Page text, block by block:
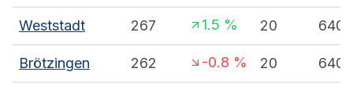
Weststadt 267 1.5 % 20 640
Brötzingen 262 -0.8 % 20 640